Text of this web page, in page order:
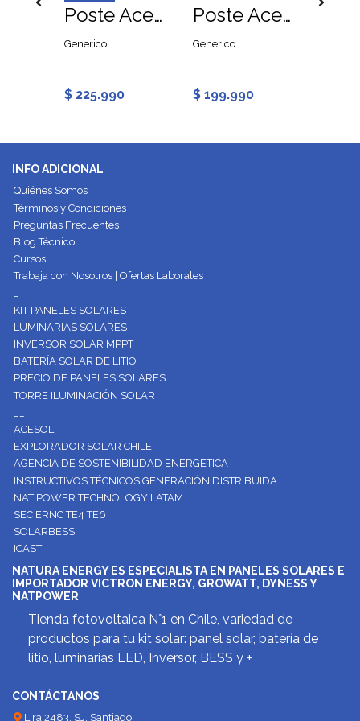
Poste Acero Galvanizado Cónico 6 Metros
Generico
$ 225.990
Poste Acero Galvanizado Cónico 5 Metros
Generico
$ 199.990
INFO ADICIONAL
Quiénes Somos
Términos y Condiciones
Preguntas Frecuentes
Blog Técnico
Cursos
Trabaja con Nosotros | Ofertas Laborales
KIT PANELES SOLARES
LUMINARIAS SOLARES
INVERSOR SOLAR MPPT
BATERÍA SOLAR DE LITIO
PRECIO DE PANELES SOLARES
TORRE ILUMINACIÓN SOLAR
ACESOL
EXPLORADOR SOLAR CHILE
AGENCIA DE SOSTENIBILIDAD ENERGETICA
INSTRUCTIVOS TÉCNICOS GENERACIÓN DISTRIBUIDA
NAT POWER TECHNOLOGY LATAM
SEC ERNC TE4 TE6
SOLARBESS
ICAST
NATURA ENERGY ES ESPECIALISTA EN PANELES SOLARES E
IMPORTADOR VICTRON ENERGY, GROWATT, DYNESS Y
NATPOWER
Tienda fotovoltaica N°1 en Chile, variedad de
productos para tu kit solar: panel solar, batería de
litio, luminarias LED, Inversor, BESS y +
CONTÁCTANOS
Lira 2483, SJ, Santiago